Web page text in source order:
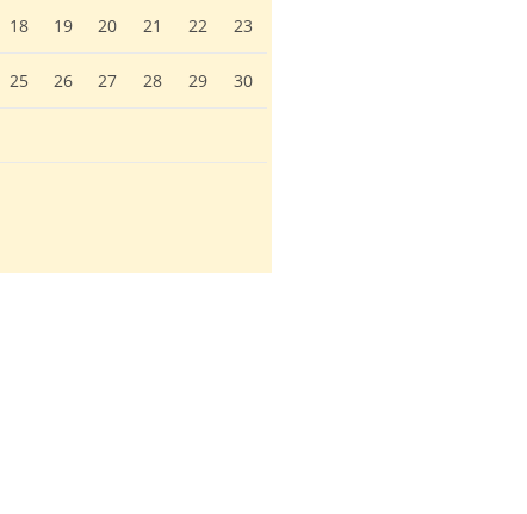
18 19 20 21 22 23
25 26 27 28 29 30